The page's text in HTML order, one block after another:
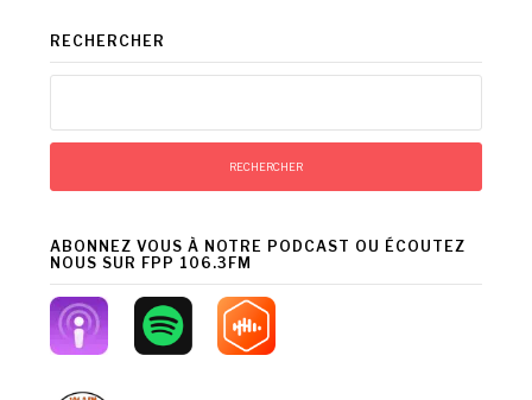
RECHERCHER
ABONNEZ VOUS À NOTRE PODCAST OU ÉCOUTEZ
NOUS SUR FPP 106.3FM